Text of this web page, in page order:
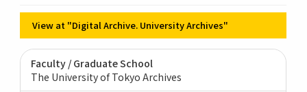
View at "Digital Archive. University Archives"
Faculty / Graduate School
The University of Tokyo Archives